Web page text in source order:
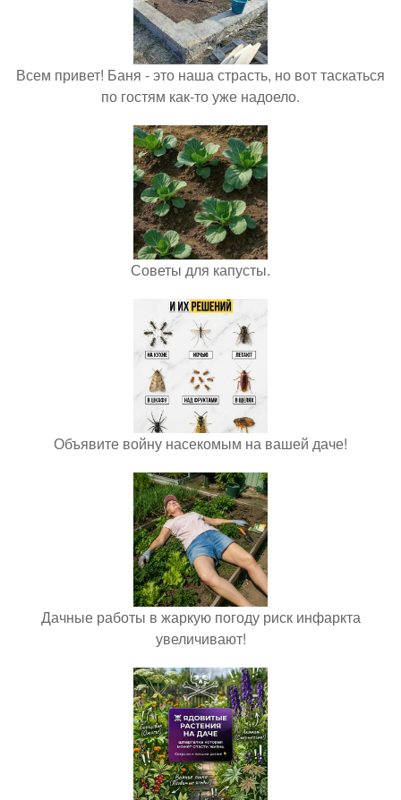
Всем привет! Баня - это наша страсть, но вот таскаться
по гостям как-то уже надоело.
Советы для капусты.
Объявите войну насекомым на вашей даче!
Дачные работы в жаркую погоду риск инфаркта
увеличивают!